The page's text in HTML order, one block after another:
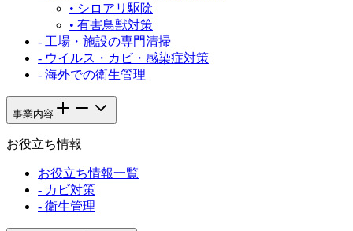
• シロアリ駆除
• 有害鳥獣対策
- 工場・施設の専門清掃
- ウイルス・カビ・感染症対策
- 海外での衛生管理
事業内容
お役立ち情報
お役立ち情報一覧
- カビ対策
- 衛生管理